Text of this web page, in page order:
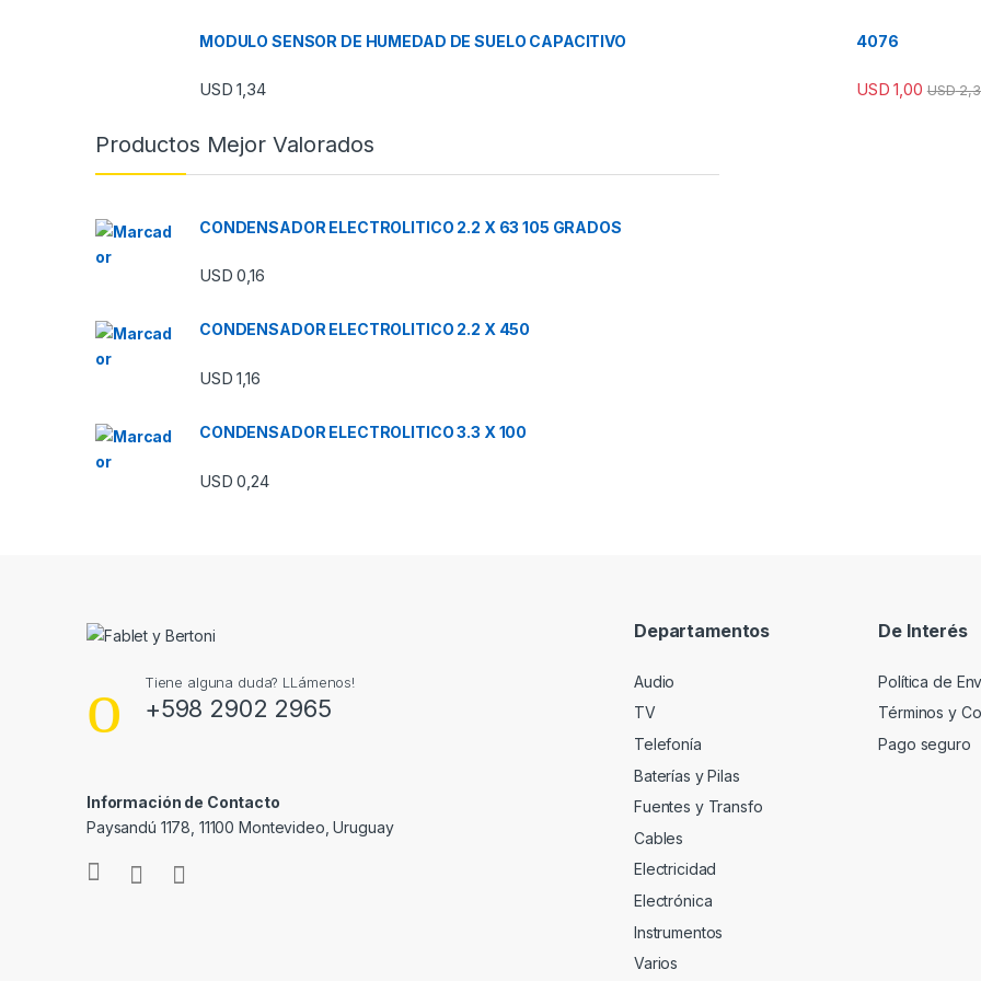
MODULO SENSOR DE HUMEDAD DE SUELO CAPACITIVO
USD 1,34
4076
USD 1,00 USD
Productos Mejor Valorados
CONDENSADOR ELECTROLITICO 2.2 X 63 105 GRADOS
USD 0,16
CONDENSADOR ELECTROLITICO 2.2 X 450
USD 1,16
CONDENSADOR ELECTROLITICO 3.3 X 100
USD 0,24
Tiene alguna duda? LLámenos!
+598 2902 2965
Información de Contacto
Paysandú 1178, 11100 Montevideo, Uruguay
Departamentos
Audio
TV
Telefonía
Baterías y Pilas
Fuentes y Transfo
Cables
Electricidad
Electrónica
Instrumentos
Varios
De Interés
Política de
Términos y
Pago seguro